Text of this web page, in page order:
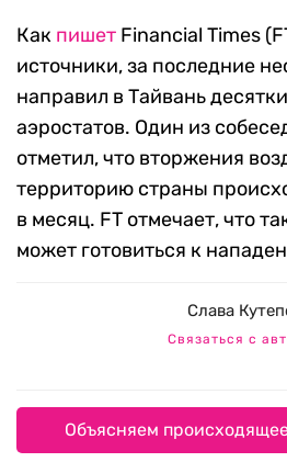
Как пишет Financial Times
источники, за последние
направил в Тайвань
аэростатов. Один из
отметил, что вторжения
территорию страны
в месяц. FT отмечает, что
может готовиться к
Слава
Связаться с
Объясняем